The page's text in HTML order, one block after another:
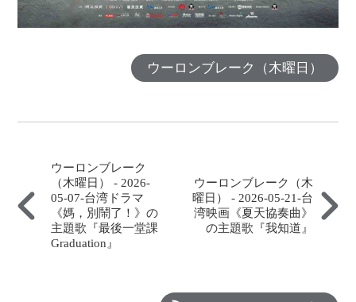
ウーロンブレーク（木曜日）
ウーロンブレーク
（木曜日） - 2026-
05-07-台湾ドラマ
《媽，別鬧了！》の
主題歌『最後一堂課
Graduation』
ウーロンブレーク（木
曜日） - 2026-05-21-台
湾映画《夏天協奏曲》
の主題歌『我知道』